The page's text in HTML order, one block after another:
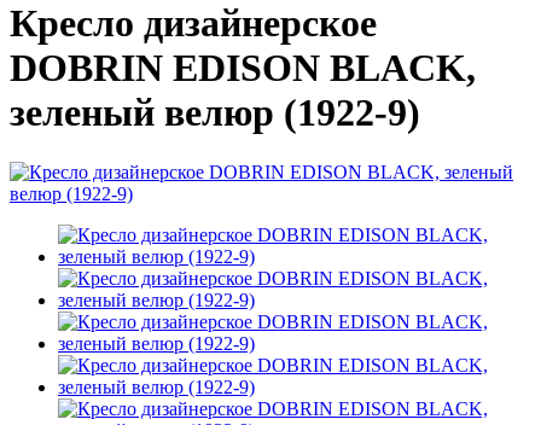
Кресло дизайнерское
DOBRIN EDISON BLACK,
зеленый велюр (1922-9)